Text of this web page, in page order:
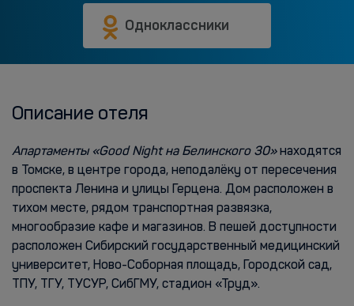
Одноклассники
Описание отеля
Апартаменты «Good Night на Белинского 30»находятся
в Томске, в центре города, неподалёку от пересечения
проспекта Ленина и улицы Герцена. Дом расположен в
тихом месте, рядом транспортная развязка,
многообразие кафе и магазинов. В пешей доступности
расположен Сибирский государственный медицинский
университет, Ново-Соборная площадь, Городской сад,
ТПУ, ТГУ, ТУСУР, СибГМУ, стадион «Труд».